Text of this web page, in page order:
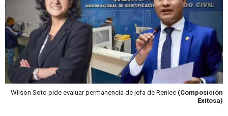
Wilson Soto pide evaluar permanencia de jefa de Reniec (Composición
Exitosa)